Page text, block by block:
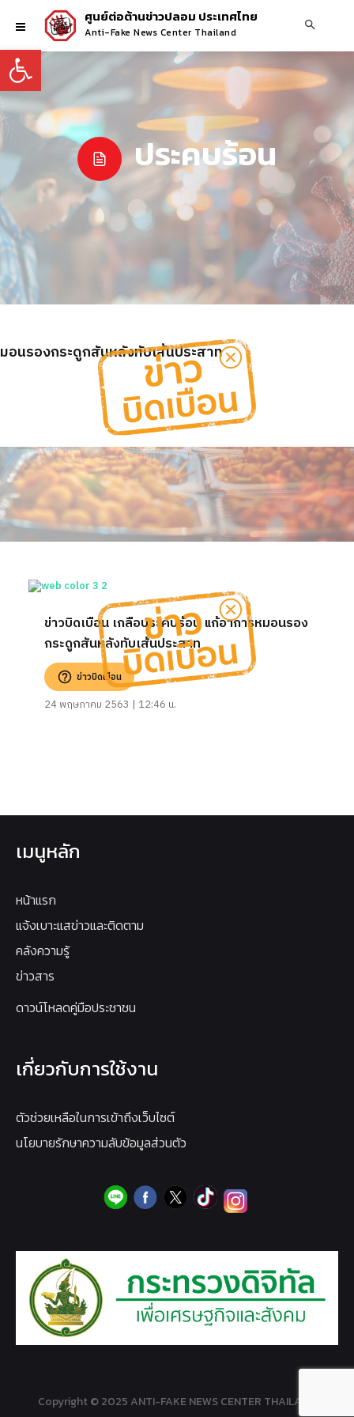
Open toolbar
ศูนย์ต่อต้านข่าวปลอม ประเทศไทย
Anti-Fake News Center Thailand
ประคบร้อน
อนรองกระดูกสันหลังทับเส้นประสาท
ข่าวบิดเบือน เกลือประคบร้อน แก้อาการหมอนรอง
กระดูกสันหลังทับเส้นประสาท
ข่าวบิดเบือน
24 พฤษภาคม 2563 | 12:46 น.
เมนูหลัก
หน้าแรก
แจ้งเบาะแสข่าวและติดตาม
คลังความรู้
ข่าวสาร
ดาวน์โหลดคู่มือประชาชน
เกี่ยวกับการใช้งาน
ตัวช่วยเหลือในการเข้าถึงเว็บไซต์
นโยบายรักษาความลับข้อมูลส่วนตัว
Copyright © 2025 ANTI-FAKE NEWS CENTER THAILAND